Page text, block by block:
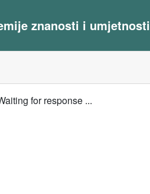
znanosti i umjetnosti
for response ...